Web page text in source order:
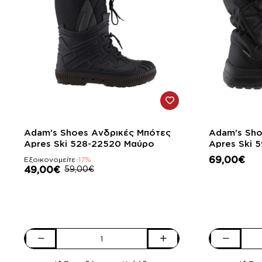
-17%
Adam's Shoes Ανδρικές Μπότες
Apres Ski 528-22520 Μαύρο
Εξοικονομείτε-17%
49,00€ 59,00€
Adam's
Adam's
Apres Ski
69,00€
Adam's